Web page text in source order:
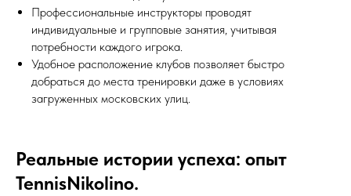
Профессиональные инструкторы проводят
индивидуальные и групповые занятия, учитывая
потребности каждого игрока.
Удобное расположение клубов позволяет быстро
добраться до места тренировки даже в условиях
загруженных московских улиц.
Реальные истории успеха: опыт
TennisNikolino.